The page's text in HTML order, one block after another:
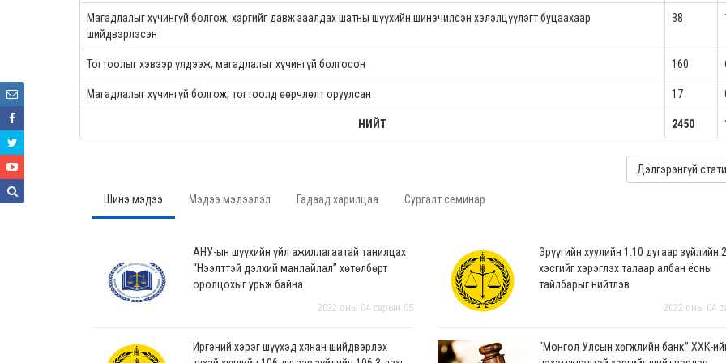
Магадлалыг хүчингүй болгож, хэргийг давж заалдах шатны шүүхийн шинэчилсэн хэлэлцүүлэгт буцаахаар
шийдвэрлэсэн
38
Тогтоолыг хэвээр үлдээж, магадлалыг хүчингүй болгосон 160
Магадлалыг хүчингүй болгож, тогтоолд өөрчлөлт оруулсан 17
НИЙТ 2450
Дэлгэрэнгүй
Шинэ мэдээ Мэдээ мэдээлэл Гадаад харилцаа Сургалт семинар
АНУ-ын шүүхийн үйл ажиллагаатай танилцах
“Нээлттэй дэлхий манлайлал” хөтөлбөрт
оролцохыг урьж байна
2022 оны 04 сарын 05
Эрүүгийн хуулийн 1.10 дугаар зүйлийн
хэсгийг хэрэглэх талаар албан ёсны
тайлбарыг нийтлэв
2022 оны 04
Иргэний хэрэг шүүхэд хянан шийдвэрлэх
“Монгол Улсын хөгжлийн банк” ХХК-